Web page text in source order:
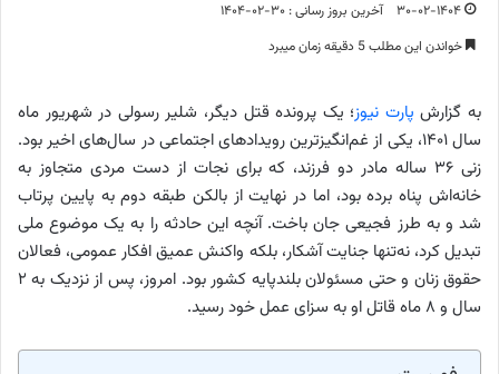
۳۰-۰۲-۱۴۰۴
آخرین بروز رسانی : ۳۰-۰۲-۱۴۰۴
خواندن این مطلب 5 دقیقه زمان میبرد
به گزارش پارت نیوز؛ یک پرونده قتل دیگر، شلیر رسولی در شهریور ماه
سال ۱۴۰۱، یکی از غم‌انگیزترین رویدادهای اجتماعی در سال‌های اخیر بود.
زنی ۳۶ ساله مادر دو فرزند، که برای نجات از دست مردی متجاوز به
خانه‌اش پناه برده بود، اما در نهایت از بالکن طبقه دوم به پایین پرتاب
شد و به طرز فجیعی جان باخت. آنچه این حادثه را به یک موضوع ملی
تبدیل کرد، نه‌تنها جنایت آشکار، بلکه واکنش عمیق افکار عمومی، فعالان
حقوق زنان و حتی مسئولان بلندپایه کشور بود. امروز، پس از نزدیک به ۲
سال و ۸ ماه قاتل او به سزای عمل خود رسید.